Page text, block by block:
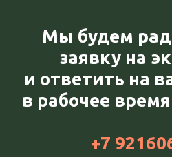
Мы будем
заявку на
и ответить на
в рабочее
+7